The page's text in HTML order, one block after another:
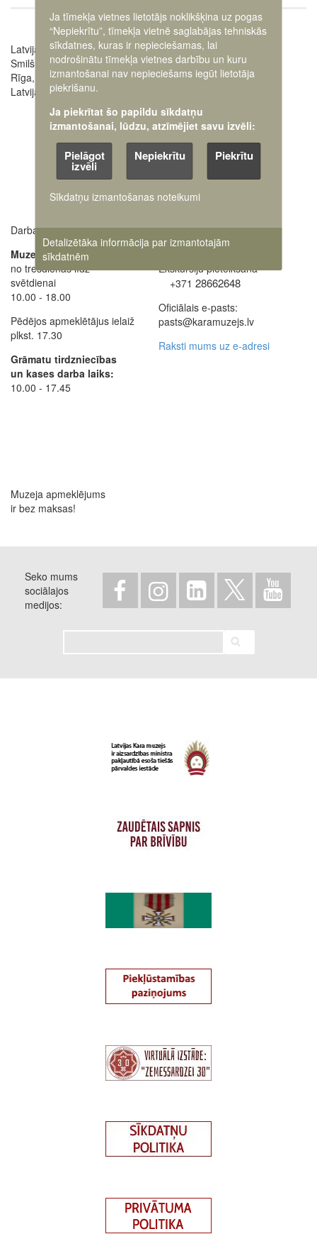
Latvijas Kara muzejs
Smilšu iela 20
Rīga, LV-1050,
Latvija
Image
Darba laiki:
Muzejs atvērts:
no trešdienas līdz
svētdienai
10.00 - 18.00
Pēdējos apmeklētājus ielaiž
plkst. 17.30
Grāmatu tirdzniecības
un kases darba laiks:
10.00 - 17.45
Muzeja administrācija
+371 63616238
Ekskursiju pieteikšana
+371 28662648
Oficiālais e-pasts:
pasts@karamuzejs.lv
Raksti mums uz e-adresi
Muzeja apmeklējums
ir bez maksas!
Seko mums
sociālajos
medijos
Ja tīmekļa vietnes lietotājs noklikšķina uz pogas
“Nepiekrītu”, tīmekļa vietnē saglabājas tehniskās
sīkdatnes, kuras ir nepieciešamas, lai
nodrošinātu tīmekļa vietnes darbību un kuru
izmantošanai nav nepieciešams iegūt lietotāja
piekrišanu.
Ja piekrītat šo papildu sīkdatņu
izmantošanai, lūdzu, atzīmējiet savu izvēli:
Pielāgot
izvēli
Nepiekrītu Piekrītu
Sīkdatņu izmantošanas noteikumi
Detalizētāka informācija par izmantotajām
sīkdatnēm